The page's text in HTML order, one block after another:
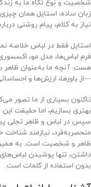
شخصیت و نوع نگاه ما به
زبان ساده، استایل همان
نیاز به کلام، پیام روشنی
استایل فقط در لباس خلاصه
فرم لباس‌ها، مدل مو،
هست. آنچه ما به‌عنوان ظاهر
—از باورها، ارزش‌ها و
تاکنون بسیاری از ما تصور
بهتری بسازیم، اما حقیقت
سپس در لباس و ظاهر تجلی
منحصربه‌فرد، نیازمند
ظاهر و شخصیت است. به
داشتن، تنها پوشیدن
بدون استفاده از کلمات است.